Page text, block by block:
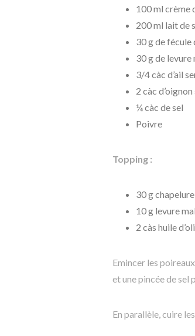
100 ml crème
200 ml lait de
30 g de fécule
30 g de levure
3/4 càc d’ail
2 càc
¼ càc de sel
Poivre
Topping :
30 g
10 g levure
2 càs huile
Emincer les
et une pincée de sel
En parallèle, cuire